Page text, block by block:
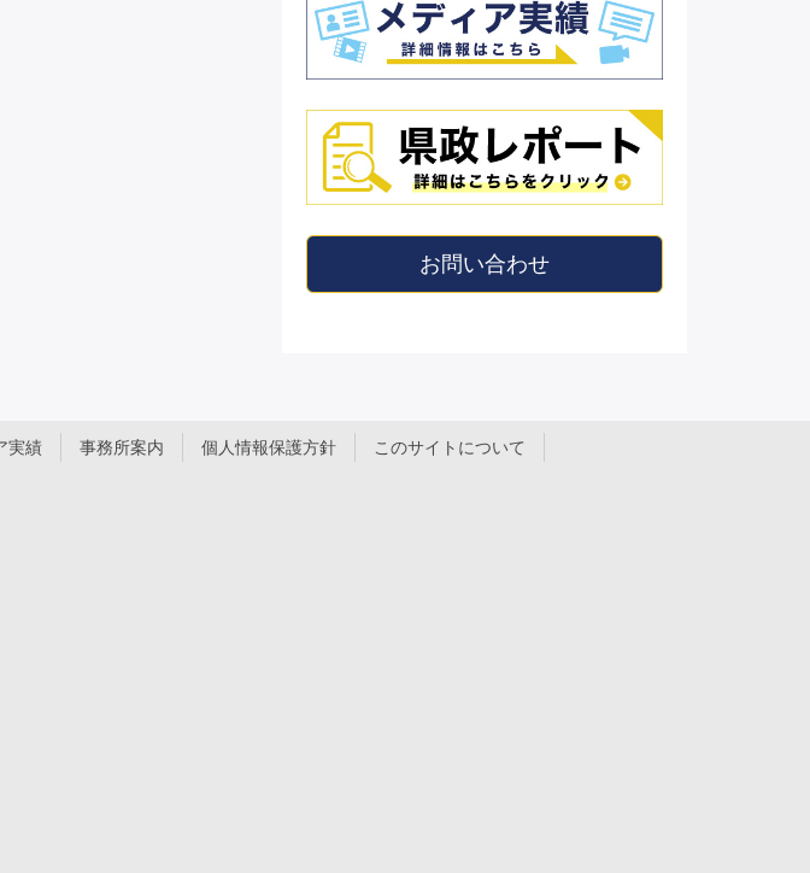
お問い合わせ
実績 事務所案内 個人情報保護方針 このサイトについて